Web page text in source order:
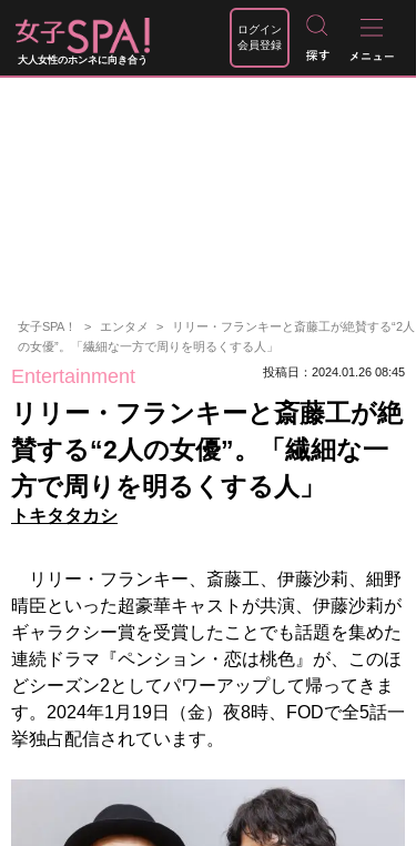
大人女性のホンネに向き合う
ログイン
会員登録
女子SPA！ エンタメ
リリー・フランキーと斎藤工が絶賛する“2人
の女優”。「繊細な一方で周りを明るくする人」
Entertainment 投稿日：2024.01.26 08:45
リリー・フランキーと斎藤工が絶
賛する“2人の女優”。「繊細な一
方で周りを明るくする人」
トキタタカシ
リリー・フランキー、斎藤工、伊藤沙莉、細野
晴臣といった超豪華キャストが共演、伊藤沙莉が
ギャラクシー賞を受賞したことでも話題を集めた
連続ドラマ『ペンション・恋は桃色』が、このほ
どシーズン2としてパワーアップして帰ってきま
す。2024年1月19日（金）夜8時、FODで全5話一
挙独占配信されています。